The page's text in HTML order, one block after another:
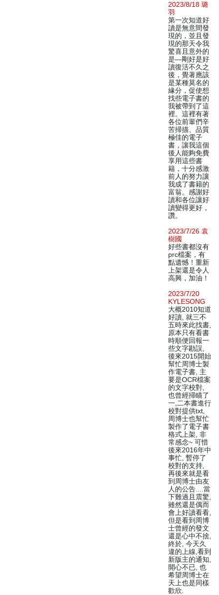
2023/8/18 璐
羽
第一次知道好
讀是無意間發
現的，並且發
現的那天令我
驚喜且意外的
是—剛好是好
讀復活不久之
後，覺著應該
是某種莫名的
緣分，促使想
找些電子書的
我被帶到了這
裡。這裡有著
各位前輩們辛
苦掃描、品質
極佳的電子
書，讓我這個
後人能夠免費
享用這些書
籍，十分感激
前人的努力讓
我成了書籍的
富翁。感謝好
讀和各位讓好
讀變得更好，
讚。
2023/7/26 袁
樹國
好些書都沒有
prc檔案，有
點遺憾！重新
上架還是令人
高興，加油！
2023/7/20
KYLESONG
大概2010知道
好讀, 就三不
五時來此找書,
原本只有看書
時順便回報一
些文字勘誤,
後來2015開始
幫忙周博士製
作電子書, 主
要是OCR檔案
的文字校對,
也曾經掃瞄了
一,二本書進行
校對提供txt,
周博士也幫忙
製作了電子書
格式上架, 非
常感念~ 可惜
後來2016年中
事忙, 暫停了
校對的支持,
再後來就是看
到周博士由友
人的公告....當
下難過且震驚,
雖然還是偶而
會上好讀看看,
但是看到周博
士曾經的發文
還是心中不捨,
終於, 今天久
違的上線,看到
新版主的通知,
開心不已, 也
希望周博士在
天上也是同樣
歡欣.